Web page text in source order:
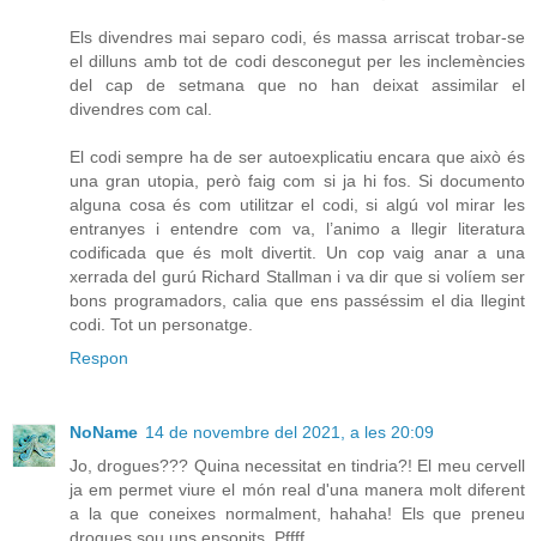
Els divendres mai separo codi, és massa arriscat trobar-se
el dilluns amb tot de codi desconegut per les inclemències
del cap de setmana que no han deixat assimilar el
divendres com cal.
El codi sempre ha de ser autoexplicatiu encara que això és
una gran utopia, però faig com si ja hi fos. Si documento
alguna cosa és com utilitzar el codi, si algú vol mirar les
entranyes i entendre com va, l’animo a llegir literatura
codificada que és molt divertit. Un cop vaig anar a una
xerrada del gurú Richard Stallman i va dir que si volíem ser
bons programadors, calia que ens passéssim el dia llegint
codi. Tot un personatge.
Respon
NoName 14 de novembre del 2021, a les 20:09
Jo, drogues??? Quina necessitat en tindria?! El meu cervell
ja em permet viure el món real d'una manera molt diferent
a la que coneixes normalment, hahaha! Els que preneu